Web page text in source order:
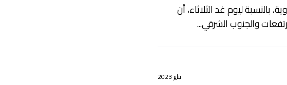
بالنسبة ليوم غد الثلاثاء، أن
والجنوب الشرقي...
يناير 2023